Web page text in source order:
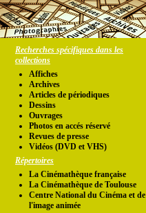
Recherches spécifiques dans les
collections
Affiches
Archives
Articles de périodiques
Dessins
Ouvrages
Photos en accés réservé
Revues de presse
Vidéos (DVD et VHS)
Répertoires
La Cinémathèque française
La Cinémathèque de Toulouse
Centre National du Cinéma et de
l'image animée